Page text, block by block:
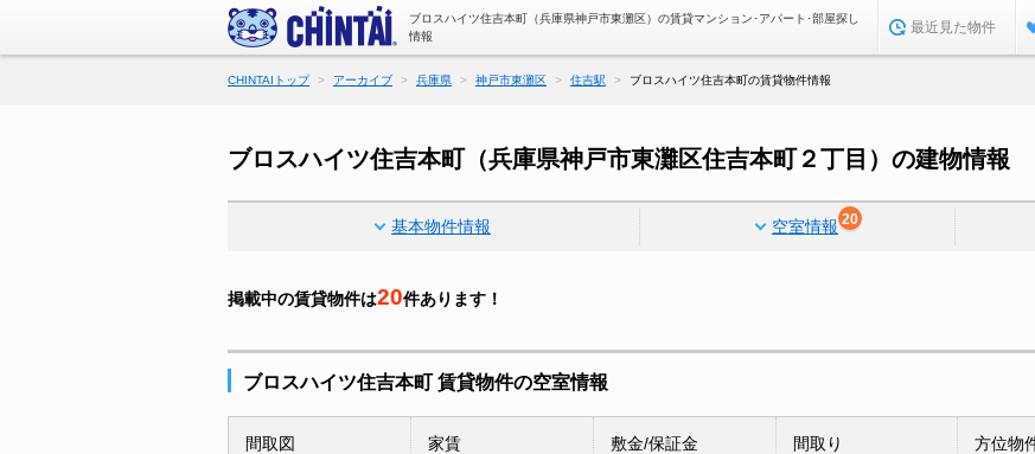
ブロスハイツ住吉本町（兵庫県神戸市東灘区）の賃貸マンション･アパート･部屋探し
情報
最近見た物件
CHINTAIトップ アーカイブ 兵庫県 神戸市東灘区 住吉駅 ブロスハイツ住吉本町の賃貸物件情報
ブロスハイツ住吉本町（兵庫県神戸市東灘区住吉本町２丁目）の建物情報
基本物件情報 空室情報 20
掲載中の賃貸物件は20件あります！
ブロスハイツ住吉本町 賃貸物件の空室情報
間取図
家賃
敷金/保証金
間取り
方位物